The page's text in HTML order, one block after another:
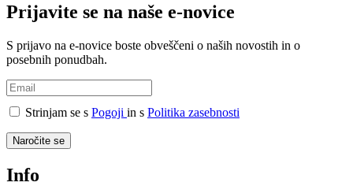
Prijavite se na naše e-novice
S prijavo na e-novice boste obveščeni o naših novostih in o
posebnih ponudbah.
Strinjam se s Pogoji in s Politika zasebnosti
Naročite se
Info